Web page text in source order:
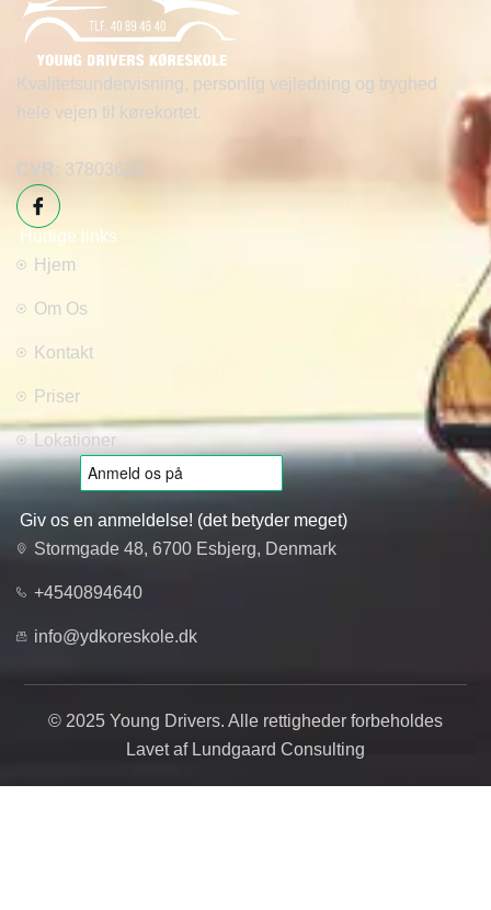
Kvalitetsundervisning, personlig vejledning og tryghed
hele vejen til kørekortet.
CVR: 37803626
Hurtige links
Hjem
Om Os
Kontakt
Priser
Lokationer
Giv os en anmeldelse! (det betyder meget)
Stormgade 48, 6700 Esbjerg, Denmark
+4540894640
info@ydkoreskole.dk
© 2025 Young Drivers. Alle rettigheder forbeholdes
Lavet af Lundgaard Consulting